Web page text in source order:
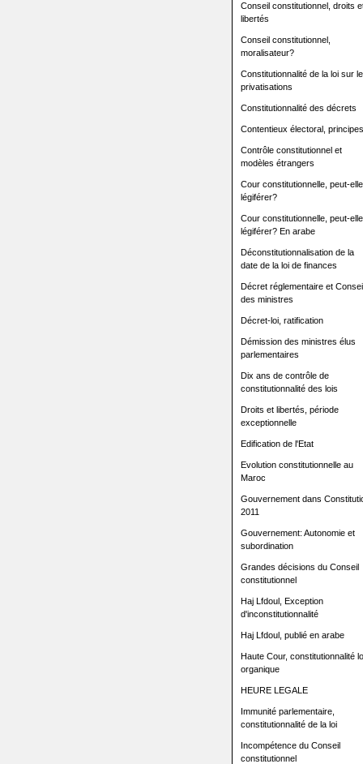
Conseil constitutionnel, droits
libertés
Conseil constitutionnel,
moralisateur?
Constitutionnalité de la loi sur
privatisations
Constitutionnalité des décrets
Contentieux électoral, principes
Contrôle constitutionnel et
modèles étrangers
Cour constitutionnelle, peut-elle
légiférer?
Cour constitutionnelle, peut-elle
légiférer? En arabe
Déconstitutionnalisation de la
date de la loi de finances
Décret réglementaire et
des ministres
Décret-loi, ratification
Démission des ministres élus
parlementaires
Dix ans de contrôle de
constitutionnalité des lois
Droits et libertés, période
exceptionnelle
Edification de l'Etat
Evolution constitutionnelle au
Maroc
Gouvernement dans
2011
Gouvernement: Autonomie et
subordination
Grandes décisions du Conseil
constitutionnel
Haj Lfdoul, Exception
d'inconstitutionnalité
Haj Lfdoul, publié en arabe
Haute Cour, constitutionnalité
organique
HEURE LEGALE
Immunité parlementaire,
constitutionnalité de la loi
Incompétence du Conseil
constitutionnel